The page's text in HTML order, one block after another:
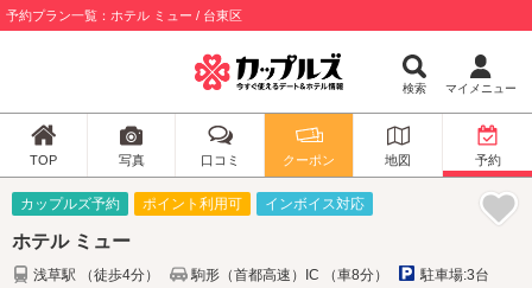
予約プラン一覧：ホテル ミュー / 台東区
検索 マイメニュー
TOP 写真 口コミ クーポン 地図 予約
カップルズ予約 ポイント利用可 インボイス対応
ホテル ミュー
浅草駅 （徒歩4分） 駒形（首都高速）IC （車8分） 駐車場:3台